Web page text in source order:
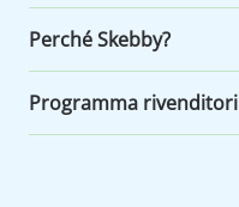
Perché Skebby?
Programma rivenditori